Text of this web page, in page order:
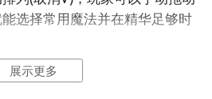
送给别人。用上biubiu的话，
每次都出错，能够步步为营解
战斗途中闪退，不仅会输掉比
的记录。用上加速器后，才能
需频繁存档。若是上新了节日
选择常用魔法并在精华足够时
展示更多